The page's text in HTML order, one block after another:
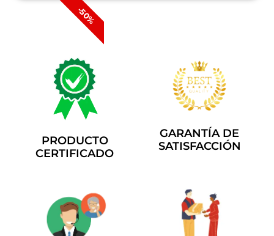
-50%
PRODUCTO
CERTIFICADO
GARANTÍA DE
SATISFACCIÓN